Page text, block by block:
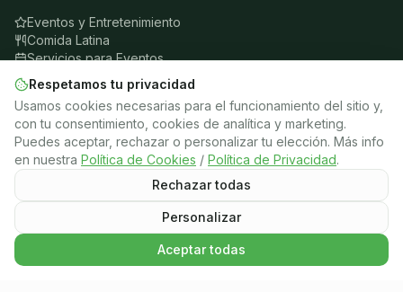
Eventos y Entretenimiento
Comida Latina
Servicios para Eventos
Escuelas de música
Clases de danza
Música en vivo y DJs
Eventos
Crea tu página web con IA
Legal
Respetamos tu privacidad
Usamos cookies necesarias para el funcionamiento del sitio y,
con tu consentimiento, cookies de analítica y marketing.
Puedes aceptar, rechazar o personalizar tu elección. Más info
en nuestra Política de Cookies / Política de Privacidad.
Rechazar todas
Personalizar
Aceptar todas